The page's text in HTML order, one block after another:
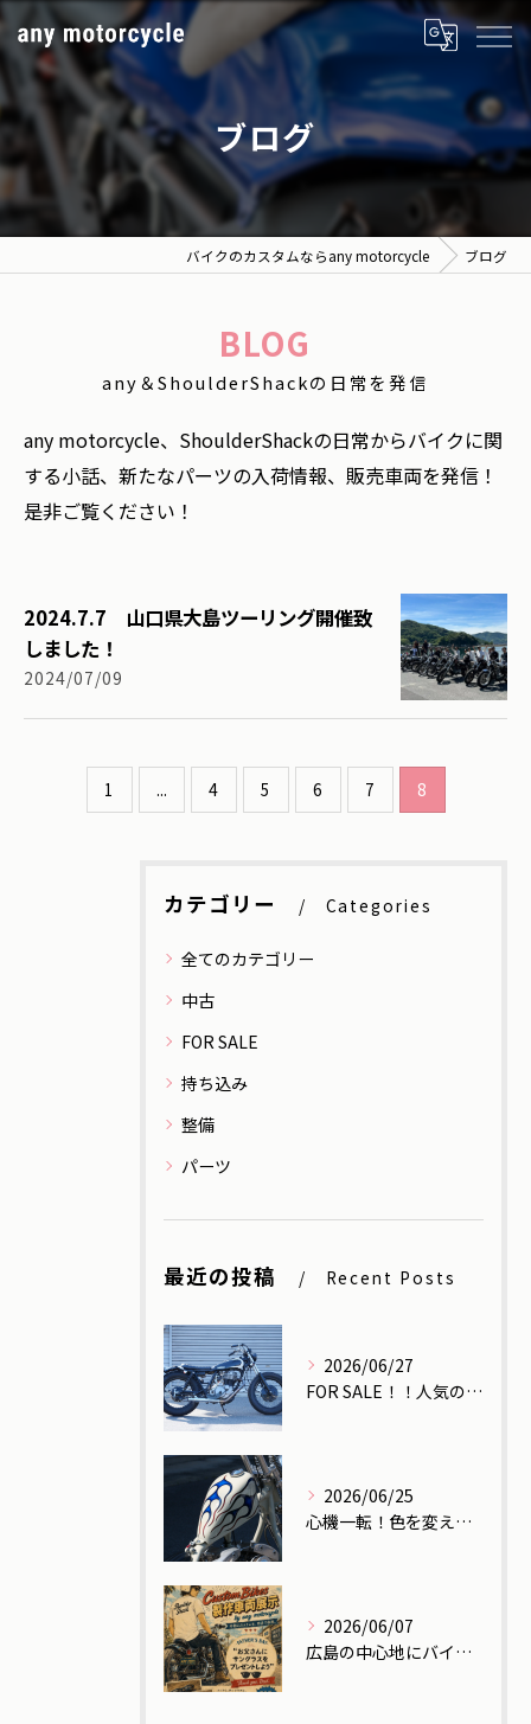
ブログ
バイクのカスタムならany motorcycle ブログ
BLOG
any＆ShoulderShackの日常を発信
any motorcycle、ShoulderShackの日常からバイクに関
する小話、新たなパーツの入荷情報、販売車両を発信！
是非ご覧ください！
2024.7.7 山口県大島ツーリング開催致
しました！
2024/07/09
1 ... 4 5 6 7 8
カテゴリー Categories
全てのカテゴリー
中古
FOR SALE
持ち込み
整備
パーツ
最近の投稿 Recent Posts
2026/06/27
FOR SALE！！人気のSR400！！
2026/06/25
心機一転！色を変えたらもはや別のバイク！
2026/06/07
広島の中心地にバイクを展示します！